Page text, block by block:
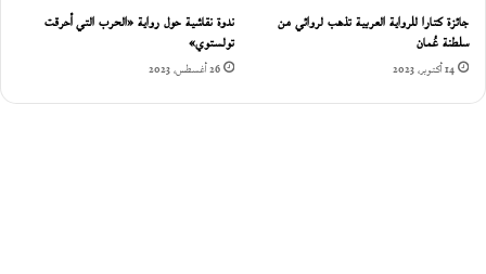
جائزة كتارا للرواية العربية تذهب لروائي من
سلطنة عُمان‎
14 أكتوبر، 2023
ندوة نقاشية حول رواية «الحرب التي أحرقت
تولستوي»
26 أغسطس، 2023